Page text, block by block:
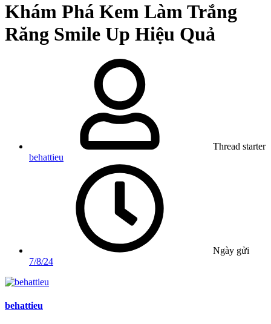
Khám Phá Kem Làm Trắng
Răng Smile Up Hiệu Quả
Thread starter
behattieu
Ngày gửi
7/8/24
behattieu